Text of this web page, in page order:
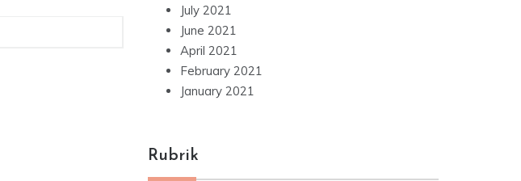
July 2021
June 2021
April 2021
February 2021
January 2021
Rubrik